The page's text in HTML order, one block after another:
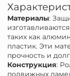
Материалы:
таких как
пластик. Эти
прочность и
Конструкция:
подвижных